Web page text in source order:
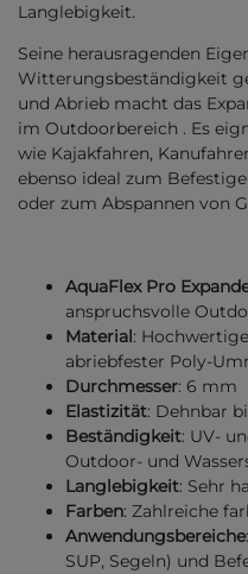
Langlebigkeit.
Seine herausragenden
Witterungsbeständigkeit
und Abrieb macht das
im Outdoorbereich . Es
wie Kajakfahren,
ebenso ideal zum
oder zum Abspannen von
AquaFlex Pro
anspruchsvolle
Material :
abriebfester Poly-
Durchmesser: 6 mm
Elastizität: Dehnbar
Beständigkeit: UV-
Outdoor- und
Langlebigkeit: Sehr
Farben: Zahlreiche
Anwendungsbereiche
SUP, Segeln) und